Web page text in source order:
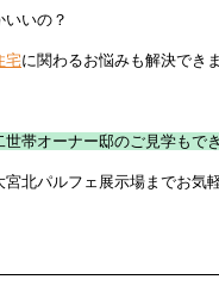
いの？
宅に関わるお悩みも解決でき
帯オーナー邸のご見学もで
宮北パルフェ展示場までお気